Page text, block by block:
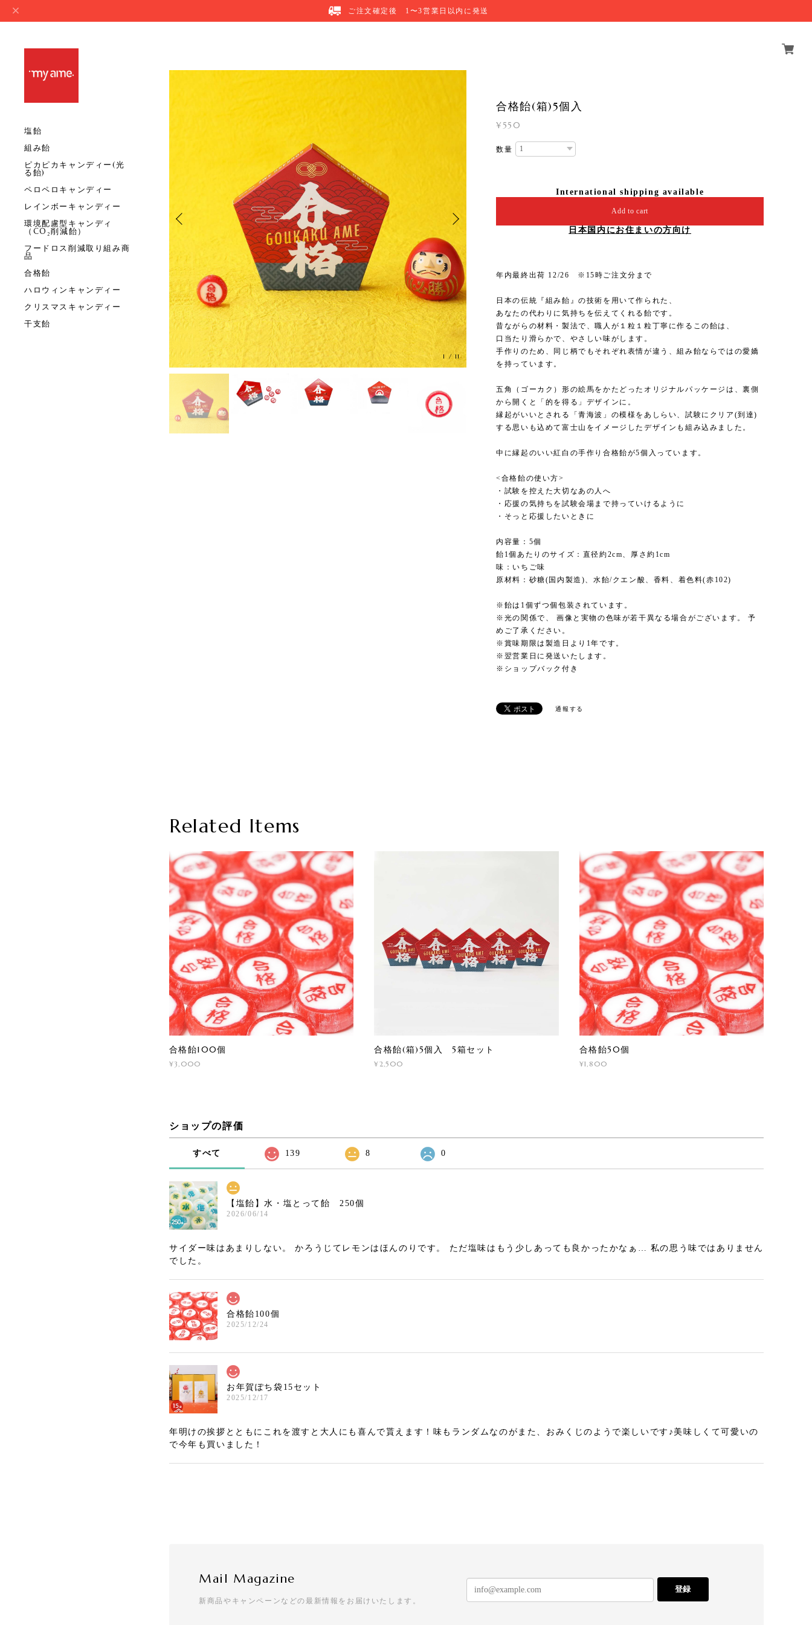
ご注文確定後 1〜3営業日以内に発送
塩飴
組み飴
ピカピカキャンディー(光
る飴)
ペロペロキャンディー
レインボーキャンディー
環境配慮型キャンディ
（CO₂削減飴）
フードロス削減取り組み商
品
合格飴
ハロウィンキャンディー
クリスマスキャンディー
干支飴
1 /11
合格飴(箱)5個入
¥550
数量
International shipping available
Add to cart
日本国内にお住まいの方向け
年内最終出荷 12/26 ※15時ご注文分まで
日本の伝統『組み飴』の技術を用いて作られた、
あなたの代わりに気持ちを伝えてくれる飴です。
昔ながらの材料・製法で、職人が１粒１粒丁寧に作るこの飴は、
口当たり滑らかで、やさしい味がします。
手作りのため、同じ柄でもそれぞれ表情が違う、組み飴ならではの愛嬌
を持っています。
五角（ゴーカク）形の絵馬をかたどったオリジナルパッケージは、裏側
から開くと「的を得る」デザインに。
縁起がいいとされる「青海波」の模様をあしらい、試験にクリア(到達)
する思いも込めて富士山をイメージしたデザインも組み込みました。
中に縁起のいい紅白の手作り合格飴が5個入っています。
<合格飴の使い方>
・試験を控えた大切なあの人へ
・応援の気持ちを試験会場まで持っていけるように
・そっと応援したいときに
内容量：5個
飴1個あたりのサイズ：直径約2cm、厚さ約1cm
味：いちご味
原材料：砂糖(国内製造)、水飴/クエン酸、香料、着色料(赤102)
※飴は1個ずつ個包装されています。
※光の関係で、 画像と実物の色味が若干異なる場合がございます。 予
めご了承ください。
※賞味期限は製造日より1年です。
※翌営業日に発送いたします。
※ショップバック付き
通報する
Related Items
合格飴100個
¥3,000
合格飴(箱)5個入 5箱セット
¥2,500
合格飴50個
¥1,800
ショップの評価
すべて 139 8 0
【塩飴】水・塩とって飴 250個
2026/06/14
サイダー味はあまりしない。 かろうじてレモンはほんのりです。 ただ塩味はもう少しあっても良かったかなぁ… 私の思う味ではありません
でした。
合格飴100個
2025/12/24
お年賀ぽち袋15セット
2025/12/17
年明けの挨拶とともにこれを渡すと大人にも喜んで貰えます！味もランダムなのがまた、おみくじのようで楽しいです♪美味しくて可愛いの
で今年も買いました！
お年賀ぽち袋30セット
2025/12/05
Mail Magazine
新商品やキャンペーンなどの最新情報をお届けいたします。
登録